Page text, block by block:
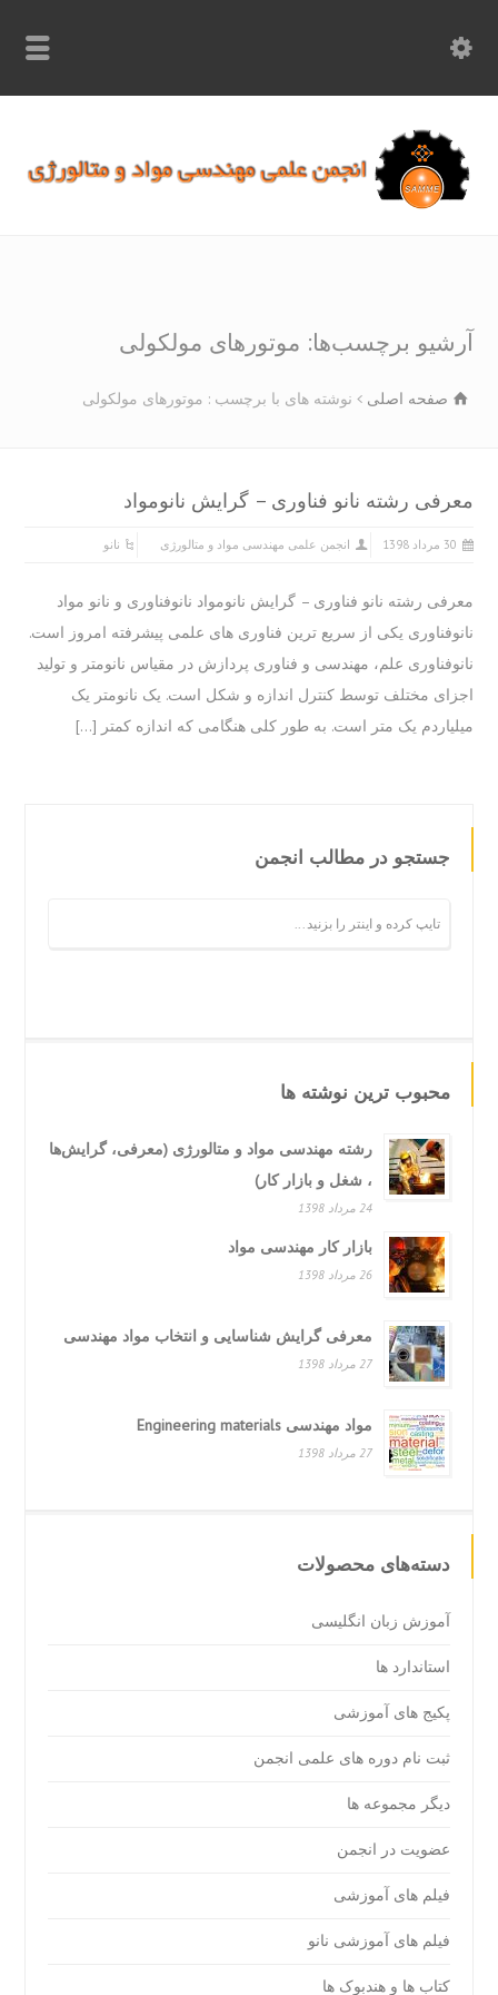
برچسب‌ها: موتورهای مولکولی
صفحه اصلی نوشته های با برچسب : موتورهای مولکولی
رشته نانو فناوری – گرایش نانومواد
انجمن علمی مهندسی مواد و متالورژی نانو
رشته نانو فناوری – گرایش نانومواد نانوفناوری و نانو مواد
یکی از سریع ترین فناوری های علمی پیشرفته امروز است.
علم، مهندسی و فناوری پردازش در مقیاس نانومتر و تولید
مختلف توسط کنترل اندازه و شکل است. یک نانومتر یک
یک متر است. به طور کلی هنگامی که اندازه کمتر […]
جستجو در مطالب انجمن
محبوب ترین نوشته ها
رشته مهندسی مواد و متالورژی (معرفی، گرایش‌ها
، شغل و بازار کار)
بازار کار مهندسی مواد
26 مرداد 1398
معرفی گرایش شناسایی و انتخاب مواد مهندسی
27 مرداد 1398
مواد مهندسی Engineering materials
27 مرداد 1398
دسته‌های محصولات
آموزش زبان انگلیسی
استاندارد ها
پکیج های آموزشی
ثبت نام دوره های علمی انجمن
دیگر مجموعه ها
عضویت در انجمن
فیلم های آموزشی
فیلم های آموزشی نانو
کتاب ها و هندبوک ها